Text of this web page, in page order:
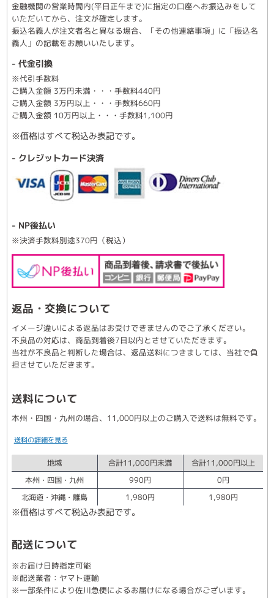
金融機関の営業時間内(平日正午まで)に指定の口座へお振込みをして
いただいてから、注文が確定します。
振込名義人が注文者名と異なる場合、「その他連絡事項」に「振込名
義人」の記載をお願いいたします。
- 代金引換
※代引手数料
ご購入金額 3万円未満・・・手数料440円
ご購入金額 3万円以上・・・手数料660円
ご購入金額 10万円以上・・・手数料1,100円
※価格はすべて税込み表記です。
- クレジットカード決済
- NP後払い
※決済手数料別途370円（税込）
返品・交換について
イメージ違いによる返品はお受けできませんのでご了承ください。
不良品の対応は、商品到着後7日以内とさせていただきます。
当社が不良品と判断した場合は、返品送料につきましては、当社で負
担させていただきます。
送料について
本州・四国・九州の場合、11,000円以上のご購入で送料は無料です。
送料の詳細を見る
地域 合計11,000円未満
合計11,000円以上
本州・四国・九州
990円
0円
北海道・沖縄・離島
1,980円 1,980円
※価格はすべて税込み表記です。
配送について
※お届け日時指定可能
※配送業者：ヤマト運輸
※一部条件により佐川急便によるお届けになる場合がございます。